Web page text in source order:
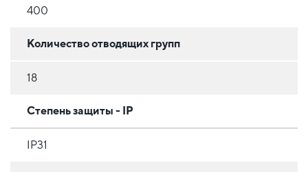
400
Количество отводящих групп
18
Степень защиты - IP
IP31